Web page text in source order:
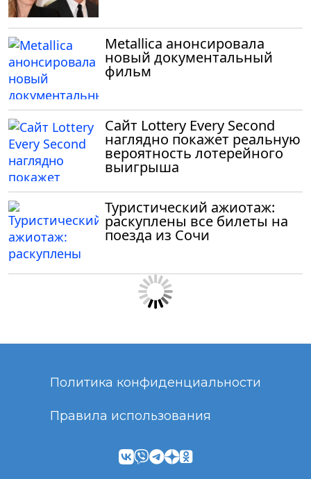
Metallica анонсировала
новый документальный
фильм
Сайт Lottery Every Second
наглядно покажет реальную
вероятность лотерейного
выигрыша
Туристический ажиотаж:
раскуплены все билеты на
поезда из Сочи
Политика конфиденциальности
Правила использования